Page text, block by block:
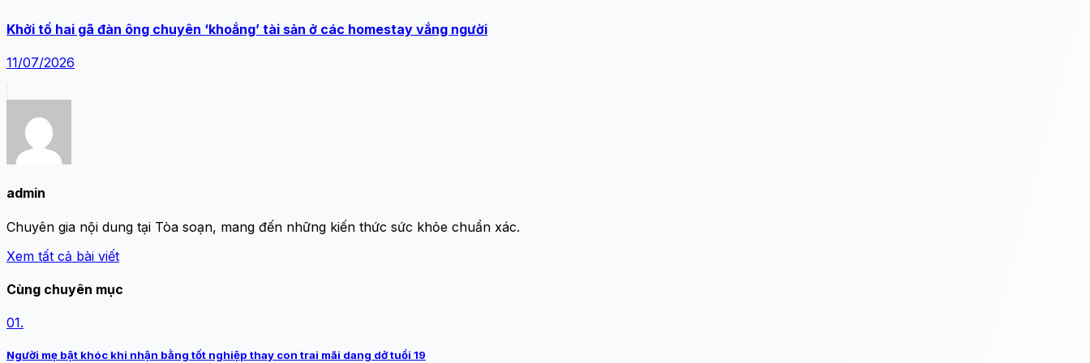
Khởi tố hai gã đàn ông chuyên ‘khoắng’ tài sản ở các homestay vắng người
11/07/2026
admin
Chuyên gia nội dung tại Tòa soạn, mang đến những kiến thức sức khỏe chuẩn xác.
Xem tất cả bài viết
Cùng chuyên mục
01.
Người mẹ bật khóc khi nhận bằng tốt nghiệp thay con trai mãi dang dở tuổi 19